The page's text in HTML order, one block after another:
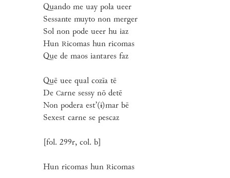
Quando me uay pola ueer
Sessante muyto non merger
Sol non pode ueer hu iaz
HunRicomas hun ricomas
Que de maos iantares faz
Quē uee qual cozīa tē
DeCarne sessy nō detē
Non podera est’(i)mar bē
Sexest carne se pescaz
[fol. 299r, col. b]
Hun ricomas hunRicomas